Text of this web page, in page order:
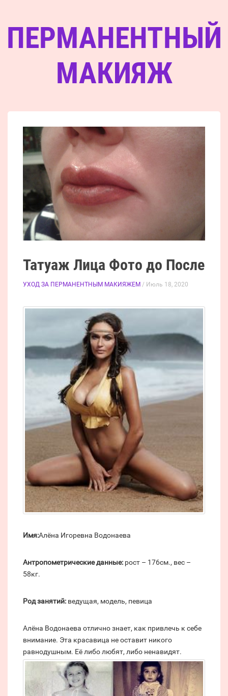
ПЕРМАНЕНТНЫЙ
МАКИЯЖ
Татуаж Лица Фото до После
УХОД ЗА ПЕРМАНЕНТНЫМ МАКИЯЖЕМ / Июль 18, 2020
Имя:Алёна Игоревна Водонаева
Антропометрические данные: рост – 176см., вес –
58кг.
Род занятий: ведущая, модель, певица
Алёна Водонаева отлично знает, как привлечь к себе
внимание. Эта красавица не оставит никого
равнодушным. Её либо любят, либо ненавидят.